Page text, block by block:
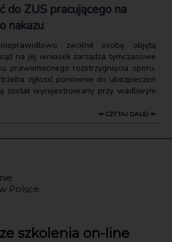
do ZUS pracującego na
nakazu
zwolnił osobę objętą
na jej wniosek zarządza tymczasowe
prawomocnego rozstrzygnięcia sporu.
zgłosić ponownie do ubezpieczeń
został wyrejestrowany przy wadliwym
⇒ CZYTAJ DALEJ ⇐
Polsce
szkolenia on-line